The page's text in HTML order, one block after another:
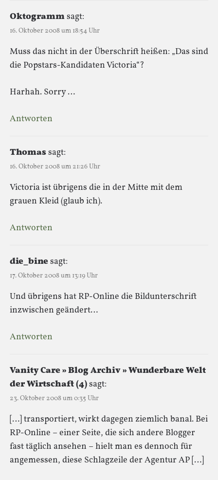
Oktogrammsagt:
16. Oktober 2008 um 18:54 Uhr
Muss das nicht in der Überschrift heißen: „Das sind
die Popstars-Kandidaten Victoria“?
Harhah. Sorry …
Antworten
Thomassagt:
16. Oktober 2008 um 21:26 Uhr
Victoria ist übrigens die in der Mitte mit dem
grauen Kleid (glaub ich).
Antworten
die_binesagt:
17. Oktober 2008 um 13:19 Uhr
Und übrigens hat RP-Online die Bildunterschrift
inzwischen geändert…
Antworten
Vanity Care » Blog Archiv » Wunderbare Welt
der Wirtschaft (4)sagt:
23. Oktober 2008 um 0:35 Uhr
[…] transportiert, wirkt dagegen ziemlich banal. Bei
RP-Online – einer Seite, die sich andere Blogger
fast täglich ansehen – hielt man es dennoch für
angemessen, diese Schlagzeile der Agentur AP […]